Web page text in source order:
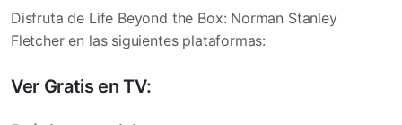
Disfruta de Life Beyond the Box: Norman Stanley
Fletcher en las siguientes plataformas:
Ver Gratis en TV: